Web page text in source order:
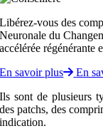
Libérez-vous des
Neuronale du
accélérée régénérante
En savoir plus
En
Ils sont de plusieurs
des patchs, des
indication.